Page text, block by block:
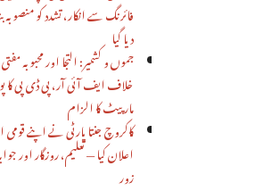
فائرنگ سے انکار، تشدد کو منصوبہ
دیا گیا
جموں و کشمیر: التجا اور محبوبہ
خلاف ایف آئی آر، پی ڈی پی کا
مار پیٹ کا الزام
کاکروچ جنتا پارٹی نے اپنے قومی
اعلان کیا — تعلیم، روزگار اور
زور